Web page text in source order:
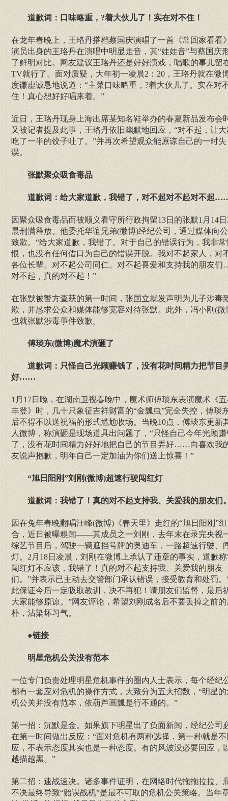
道歉词：口味略重，?着大伙儿了！实在对不住！
在龙年春晚上，王珞丹搭档蔡国庆演唱了一首《常回家看看
演员出身的王珞丹在演唱中明显走音，其“娃娃音”与蔡国庆
了鲜明对比。网友建议王珞丹还是好好演戏，唱歌的事儿留
TV就行了。面对质疑，大年初一凌晨2：20，王珞丹就在微
度谦虚诚恳地说道：“主菜口味略重，?着大伙儿了。实在对
住！真心想好好唱来着。”
近日，王珞丹现身上海出席某知名鞋举办的春夏新品发布会
又被记者提及此事，王珞丹依旧幽默地回应，“对不起，让大
吃了一半的饺子吐了。”并再次希望观众能原谅自己的一时失
误。
张默聚众吸食毒品
道歉词：给大家道歉，我错了，对不起对不起对不起
因聚众吸食毒品而被顺义看守所行政拘留13日的张默1月14
晨刑满释放。他委托华谊兄弟(微博)经纪公司，通过媒体向
致歉。“给大家道歉，我错了。对于自己的错误行为，我非常
恨，也没有任何借口为自己的错误开脱。我对不起家人，对
各位长辈。对不起公司同仁。对不起喜爱和支持我的朋友
对不起，真的对不起！”
在张默被警方查获的第一时间，张国立就发声明为儿子涉毒
歉，并恳求公众和媒体能够宽容对待张默。此外，冯小刚(微
也就张默涉毒事件致歉。
傅琰东(微博)魔术演砸了
道歉词：只怪自己光顾赚钱了，没有花时间精力把节目
好……
1月17日晚，在湖南卫视春晚中，魔术师傅琰东表演魔术《
丰登》时，几十只象征吉祥财富的“金瓢虫”完全失控，傅琰
后不得不以送祝福的形式尴尬收场。当晚10点，傅琰东更新
人微博，称演砸是现场道具出问题了，“只怪自己今年光顾赚
了，没有花时间精力好好地把自己的节目弄好……向喜欢我
友说声抱歉，明年自己一定加油为你们送上惊喜！”
“旭日阳刚”刘刚(微博)超速行驶闯红灯
道歉词：我错了！真的对不起支持我、关爱我的朋友们
因在兔年春晚翻唱汪峰(微博)《春天里》走红的“旭日阳刚”组
合，近日被曝糗闻——其成员之一刘刚，去年末在录完央视
综艺节目后，驾驶一辆遮挡号牌的奥迪车，一路超速行驶、
灯。2月18日凌晨，刘刚在微博上承认了违章的事实，道歉称
闯红灯不应该，我错了！真的对不起支持我、关爱我的朋友
们。”并表示已主动去交警部门承认错误，接受教育和处罚。
此保证今后一定吸取教训，决不再犯！请朋友们监督，最后
大家能够原谅。”网友评论，希望刘刚成名后不要丢掉之前的
朴，沾染坏习气。
●链接
明星危机公关没有范本
一位专门负责处理明星危机事件的圈内人士表示，每个经纪
都有一套应对危机的操作方式，大致分为五大招数，“明星的
机公关并没有范本，依葫芦画瓢是行不通的。”
第一招：沉默是金。如果旗下明星出了负面新闻，经纪公司
在第一时间做出反应：“面对危机有两种选择，第一种就是不
应，不表示态度其实也是一种态度。有的风波没必要回应，
越描越黑。”
第二招：速战速决。诸多事件证明，在网络时代拖拖拉拉、
不决最终导致“贻误战机”是最不可取的危机公关策略。当年